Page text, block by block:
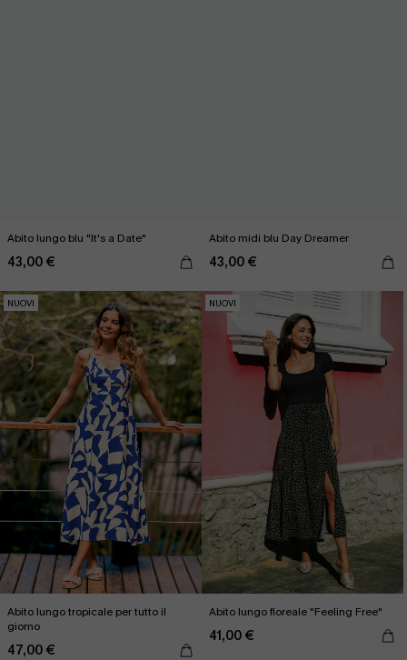
Abito lungo blu "It's a Date"
43,00 €
Abito midi blu Day Dreamer
43,00 €
NUOVI
Abito lungo tropicale per tutto il
giorno
47,00 €
NUOVI
Abito lungo floreale "Feeling Free"
41,00 €